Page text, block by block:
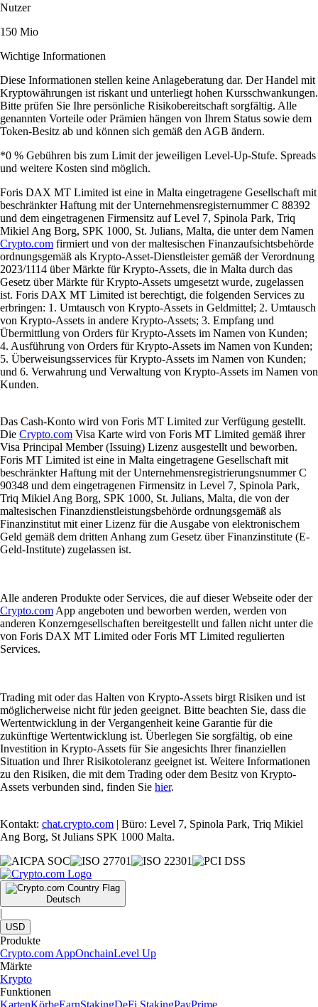
Nutzer
150 Mio
Wichtige Informationen
Diese Informationen stellen keine Anlageberatung dar. Der Handel mit
Kryptowährungen ist riskant und unterliegt hohen Kursschwankungen.
Bitte prüfen Sie Ihre persönliche Risikobereitschaft sorgfältig. Alle
genannten Vorteile oder Prämien hängen von Ihrem Status sowie dem
Token-Besitz ab und können sich gemäß den AGB ändern.
*0 % Gebühren bis zum Limit der jeweiligen Level-Up-Stufe. Spreads
und weitere Kosten sind möglich.
Foris DAX MT Limited ist eine in Malta eingetragene Gesellschaft mit
beschränkter Haftung mit der Unternehmensregisternummer C 88392
und dem eingetragenen Firmensitz auf Level 7, Spinola Park, Triq
Mikiel Ang Borg, SPK 1000, St. Julians, Malta, die unter dem Namen
Crypto.com firmiert und von der maltesischen Finanzaufsichtsbehörde
ordnungsgemäß als Krypto-Asset-Dienstleister gemäß der Verordnung
2023/1114 über Märkte für Krypto-Assets, die in Malta durch das
Gesetz über Märkte für Krypto-Assets umgesetzt wurde, zugelassen
ist. Foris DAX MT Limited ist berechtigt, die folgenden Services zu
erbringen: 1. Umtausch von Krypto-Assets in Geldmittel; 2. Umtausch
von Krypto-Assets in andere Krypto-Assets; 3. Empfang und
Übermittlung von Orders für Krypto-Assets im Namen von Kunden;
4. Ausführung von Orders für Krypto-Assets im Namen von Kunden;
5. Überweisungsservices für Krypto-Assets im Namen von Kunden;
und 6. Verwahrung und Verwaltung von Krypto-Assets im Namen von
Kunden.
Das Cash-Konto wird von Foris MT Limited zur Verfügung gestellt.
Die Crypto.com Visa Karte wird von Foris MT Limited gemäß ihrer
Visa Principal Member (Issuing) Lizenz ausgestellt und beworben.
Foris MT Limited ist eine in Malta eingetragene Gesellschaft mit
beschränkter Haftung mit der Unternehmensregistrierungsnummer C
90348 und dem eingetragenen Firmensitz in Level 7, Spinola Park,
Triq Mikiel Ang Borg, SPK 1000, St. Julians, Malta, die von der
maltesischen Finanzdienstleistungsbehörde ordnungsgemäß als
Finanzinstitut mit einer Lizenz für die Ausgabe von elektronischem
Geld gemäß dem dritten Anhang zum Gesetz über Finanzinstitute (E-
Geld-Institute) zugelassen ist.
Alle anderen Produkte oder Services, die auf dieser Webseite oder der
Crypto.com App angeboten und beworben werden, werden von
anderen Konzerngesellschaften bereitgestellt und fallen nicht unter die
von Foris DAX MT Limited oder Foris MT Limited regulierten
Services.
Trading mit oder das Halten von Krypto-Assets birgt Risiken und ist
möglicherweise nicht für jeden geeignet. Bitte beachten Sie, dass die
Wertentwicklung in der Vergangenheit keine Garantie für die
zukünftige Wertentwicklung ist. Überlegen Sie sorgfältig, ob eine
Investition in Krypto-Assets für Sie angesichts Ihrer finanziellen
Situation und Ihrer Risikotoleranz geeignet ist. Weitere Informationen
zu den Risiken, die mit dem Trading oder dem Besitz von Krypto-
Assets verbunden sind, finden Sie hier.
Kontakt: chat.crypto.com | Büro: Level 7, Spinola Park, Triq Mikiel
Ang Borg, St Julians SPK 1000 Malta.
Deutsch
|
USD
Produkte
Crypto.com AppOnchainLevel Up
Märkte
Krypto
Funktionen
KartenKörbeEarnStakingDeFi StakingPayPrime